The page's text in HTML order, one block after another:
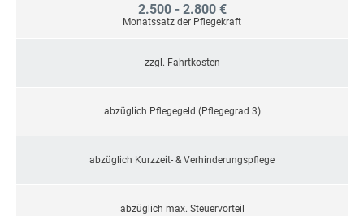
2.500 - 2.800 €
Monatssatz der Pflegekraft
zzgl. Fahrtkosten
abzüglich Pflegegeld (Pflegegrad 3)
abzüglich Kurzzeit- & Verhinderungspflege
abzüglich max. Steuervorteil